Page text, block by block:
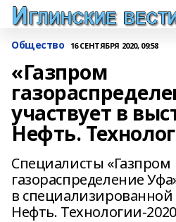
Общество 16 СЕНТЯБРЯ 2020, 09:58
«Газпром
участвует в
Нефть.
Специалисты «Газпром
газораспределение
в специализированной
Нефть. Технологии-